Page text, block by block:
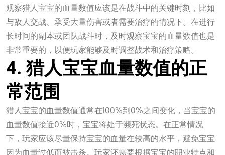
观察猎人宝宝的血量数值应该是在战斗中的关键时刻，比如
与敌人交战、承受大量伤害或者需要治疗的情况下。在进行
长时间的副本或团队战斗时，及时观察宝宝的血量数值也是
非常重要的，以便玩家能够及时调整战术和治疗策略。
4. 猎人宝宝血量数值的正
常范围
猎人宝宝的血量数值通常在100%到0%之间变化，当宝宝的
血量数值接近0%时，宝宝将处于濒死状态。在正常情况
下，玩家应该尽量保持宝宝的血量在较高的水平，避免宝宝
因为血量过低而被击杀。玩家还需要根据宝宝的职业特点和